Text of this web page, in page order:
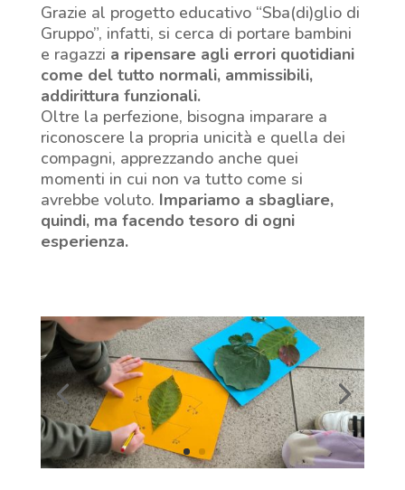
Grazie al progetto educativo “Sba(di)glio di
Gruppo”, infatti, si cerca di portare bambini
e ragazzi a ripensare agli errori quotidiani
come del tutto normali, ammissibili,
addirittura funzionali.
Oltre la perfezione, bisogna imparare a
riconoscere la propria unicità e quella dei
compagni, apprezzando anche quei
momenti in cui non va tutto come si
avrebbe voluto. Impariamo a sbagliare,
quindi, ma facendo tesoro di ogni
esperienza.